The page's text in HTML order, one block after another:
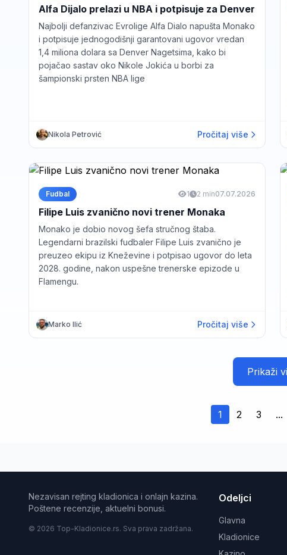
Alfa Dijalo prelazi u NBA i potpisuje za Denver
Najbolji defanzivac Evrolige Alfa Dialo napušta Monako
i potpisuje jednogodišnji garantovani ugovor vredan
1,4 miliona dolara sa Denver Nagetsima, kako bi
pojačao sastav oko Nikole Jokića u borbi za
šampionski prsten NBA lige
Nikola Petrović Pročitaj više
Fudbal 1 2 min07.07.2026
Filipe Luis zvanično novi trener Monaka
Monako je dobio novog šefa stručnog štaba.
Legendarni brazilski fudbaler Filipe Luis zvanično je
preuzeo ekipu iz Kneževine i potpisao ugovor do leta
2028. godine, nakon uspešne trenerske epizode u
Flamengu.
Marko Ilić Pročitaj više
Prikaži
1 2 3 ...
Nezavisan rejting kladionica i onlajn kazina.
Poštene recenzije, aktuelni bonusi.
© 2026 Top-Kladionice.rs. Sva prava zadržana.
Odeljci
Glavna
Kladionice